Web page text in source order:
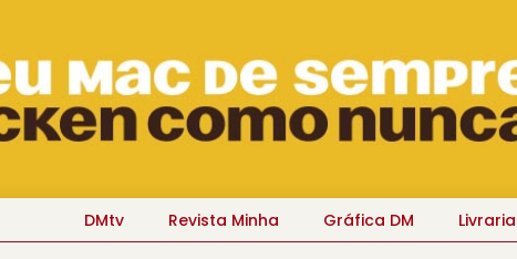
DMtv Revista Minha Gráfica DM